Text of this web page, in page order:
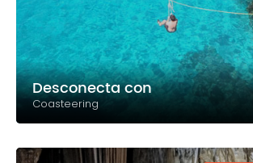
Desconecta con
Coasteering